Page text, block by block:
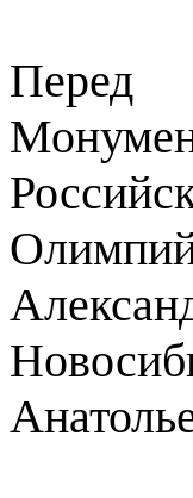
Перед